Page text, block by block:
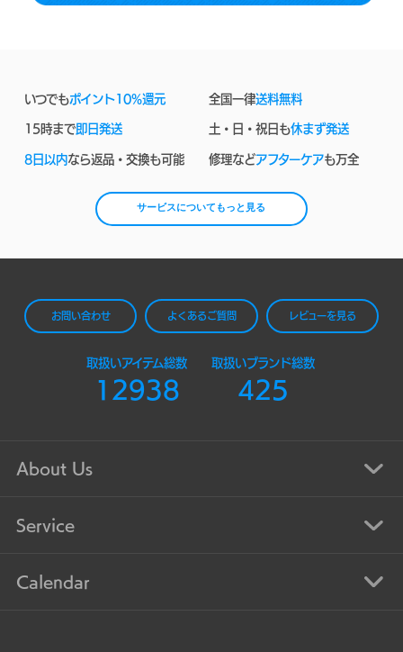
いつでもポイント10%還元 全国一律送料無料
15時まで即日発送 土・日・祝日も休まず発送
8日以内なら返品・交換も可能 修理などアフターケアも万全
サービスについてもっと見る
お問い合わせ よくあるご質問 レビューを見る
取扱いアイテム総数
12938
取扱いブランド総数
425
About Us
Service
Calendar